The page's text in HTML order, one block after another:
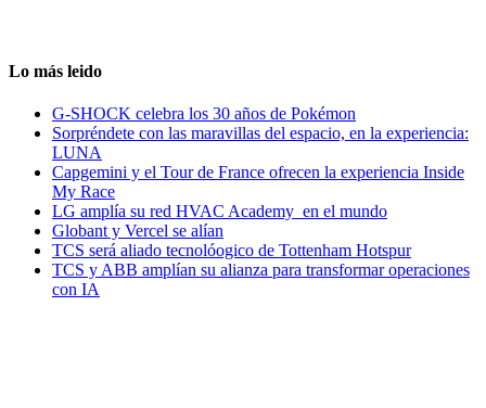
Lo más leido
G-SHOCK celebra los 30 años de Pokémon
Sorpréndete con las maravillas del espacio, en la experiencia:
LUNA
Capgemini y el Tour de France ofrecen la experiencia Inside
My Race
LG amplía su red HVAC Academy en el mundo
Globant y Vercel se alían
TCS será aliado tecnolóogico de Tottenham Hotspur
TCS y ABB amplían su alianza para transformar operaciones
con IA